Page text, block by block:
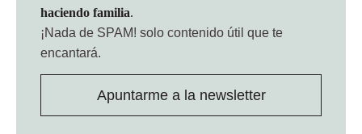
haciendo familia.
¡Nada de SPAM! solo contenido útil que te
encantará.
Apuntarme a la newsletter